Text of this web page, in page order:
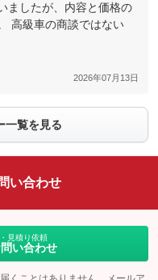
ましたが、内容と価格の
高級車の商談ではない
2026年07月13日
一覧を見る
い合わせ
見積り依頼
い合わせ